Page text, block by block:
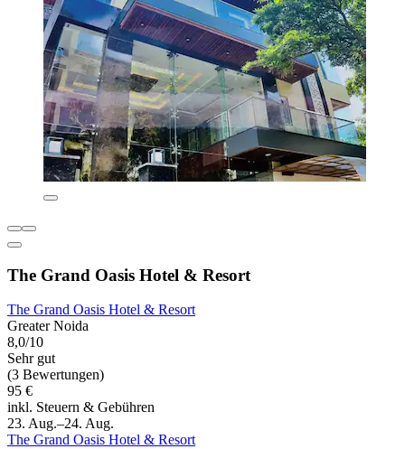
The Grand Oasis Hotel & Resort
The Grand Oasis Hotel & Resort
Greater Noida
8,0/10
Sehr gut
(3 Bewertungen)
95 €
inkl. Steuern & Gebühren
23. Aug.–24. Aug.
The Grand Oasis Hotel & Resort